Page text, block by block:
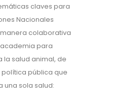
claves para
Nacionales
colaborativa
para
la salud animal, de
pública que
una sola salud: